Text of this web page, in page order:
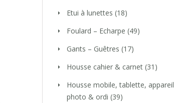
Etui à lunettes (18)
Foulard – Echarpe (49)
Gants – Guêtres (17)
Housse cahier & carnet (31)
Housse mobile, tablette, appareil
photo & ordi (39)